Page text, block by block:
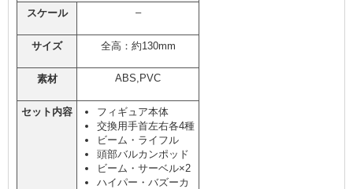
スケール –
サイズ 全高：約130mm
素材 ABS,PVC
セット内容
フィギュア本体
交換用手首左右各4種
ビーム・ライフル
頭部バルカンポッド
ビーム・サーベル×2
ハイパー・バズーカ